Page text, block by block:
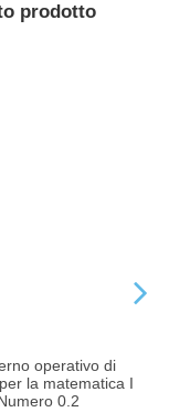
prodotto
operativo di
la matematica I
0.2